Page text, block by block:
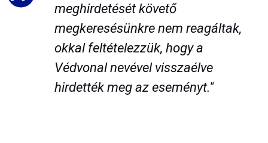
meghirdetését követő
megkeresésünkre nem reagáltak,
okkal feltételezzük, hogy a
Védvonal nevével visszaélve
hirdették meg az eseményt."